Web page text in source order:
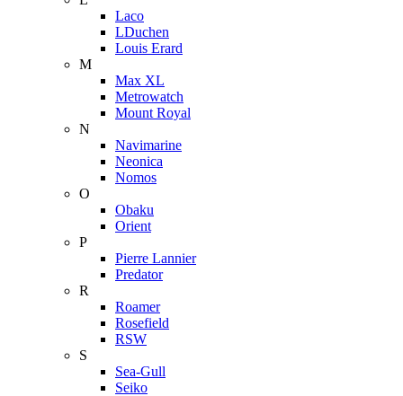
Laco
LDuchen
Louis Erard
M
Max XL
Metrowatch
Mount Royal
N
Navimarine
Neonica
Nomos
O
Obaku
Orient
P
Pierre Lannier
Predator
R
Roamer
Rosefield
RSW
S
Sea-Gull
Seiko